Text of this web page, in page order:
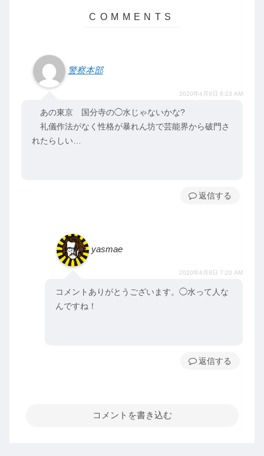
警察本部
2020年4月9日 6:23 AM
あの東京 国分寺の◯水じゃないかな?
礼儀作法がなく性格が暴れん坊で芸能界から破門さ
れたらしい…
返信
yasmae
2020年4月9日 7:20 AM
コメントありがとうございます。◯水って人な
んですね！
返信
コメントを書き込む